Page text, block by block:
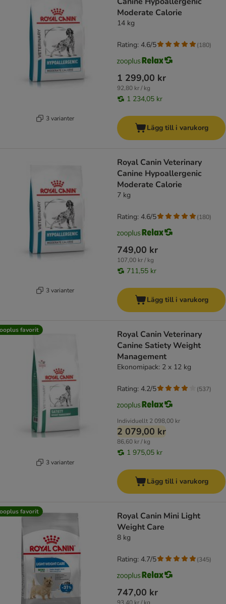
3 varianter
Moderate Calorie
14 kg
1 299,00 kr
92,80 kr / kg
1 234,05 kr
Rating: 4.6/5 (180)
Lägg till i varukorg
3 varianter
Royal Canin Veterinary
Canine Hypoallergenic
Moderate Calorie
7 kg
749,00 kr
107,00 kr / kg
711,55 kr
Rating: 4.6/5 (180)
Lägg till i varukorg
favorit
3 varianter
Royal Canin Veterinary
Canine Satiety Weight
Management
Ekonomipack: 2 x 12 kg
Individuellt 2 098,00 kr
2 079,00 kr
86,60 kr / kg
1 975,05 kr
Rating: 4.2/5 (537)
Lägg till i varukorg
favorit
Royal Canin Mini Light
Weight Care
8 kg
747,00 kr
Rating: 4.7/5 (345)